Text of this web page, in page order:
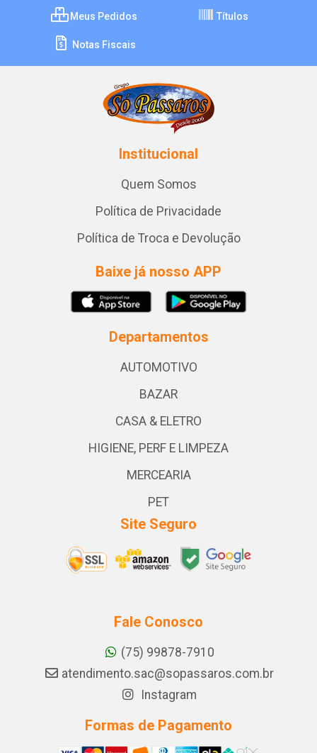
Meus Pedidos Títulos
Notas Fiscais
Institucional
Quem Somos
Política de Privacidade
Política de Troca e Devolução
Baixe já nosso APP
Departamentos
AUTOMOTIVO
BAZAR
CASA & ELETRO
HIGIENE, PERF E LIMPEZA
MERCEARIA
PET
Site Seguro
Fale Conosco
(75) 99878-7910
atendimento.sac@sopassaros.com.br
Instagram
Formas de Pagamento